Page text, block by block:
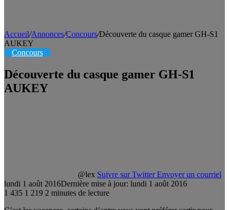
Accueil/Annonces/Concours/Découverte du casque gamer GH-S1
AUKEY
Concours
Découverte du casque gamer GH-S1
AUKEY
@lex Suivre sur Twitter Envoyer un courriel
lundi 1 août 2016Dernière mise à jour: lundi 1 août 2016
1 435 1 219 2 minutes de lecture